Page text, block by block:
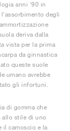
anni '90 in
degli
deriva dalla
vista per la prima
da ginnastica
queste suole
umano avrebbe
gli infortuni.
di gomma che
allo stile di uno
il camoscio e la